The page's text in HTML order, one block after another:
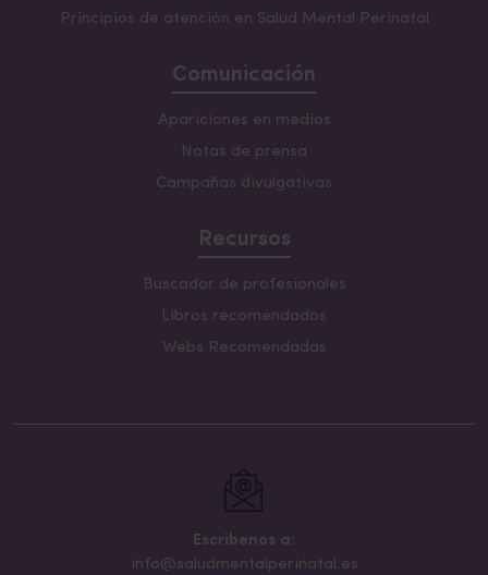
Principios de atención en Salud Mental Perinatal
Comunicación
Apariciones en medios
Notas de prensa
Campañas divulgativas
Recursos
Buscador de profesionales
Libros recomendados
Webs Recomendadas
Escribenos a:
info@saludmentalperinatal.es